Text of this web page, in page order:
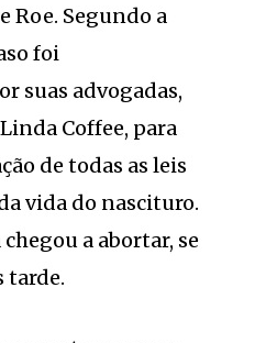
Roe. Segundo a
foi
suas advogadas,
Coffee, para
de todas as leis
vida do nascituro.
a abortar, se
tarde.